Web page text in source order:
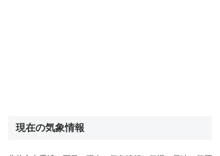
現在の気象情報